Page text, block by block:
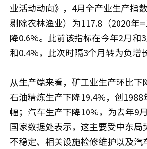
业活动动向》，4月全产业生产指数
剔除农林渔业）为117.8（2020年
降0.6%。此前该指标在今年2月和
和0.4%，此次时隔3个月转为负增
从生产端来看，矿工业生产环比下
石油精炼生产下降19.4%，创1988
幅；汽车生产下降10%，为去年9
国家数据处表示，这主要受中东局
不稳定、相关设施检修维护以及汽